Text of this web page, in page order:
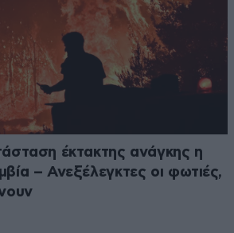
έκτακτης ανάγκης η
– Ανεξέλεγκτες οι φωτιές,